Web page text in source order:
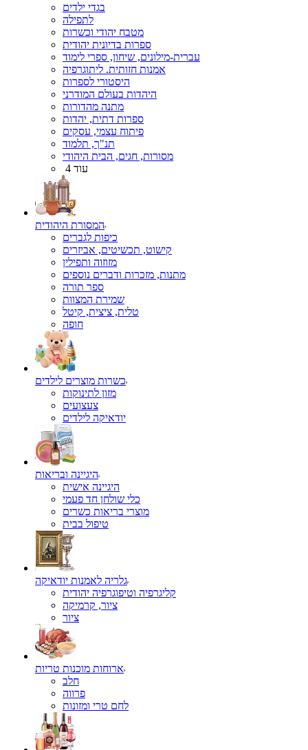
בגדי ילדים
לתפילה
מטבח יהודי וכשרות
ספרות בדיונית יהודית
עברית-מילונים, שיחון, ספרי לימוד
אמנות חזותית. ליתוגרפיה
היסטורי לספרות
היהדות בעולם המודרני
מתנה מהדורות
ספרות דתית, יהדות
פיתוח עצמי, עסקים
תנ"ך, תלמוד
מסורות, חגים, הבית היהודי
עוד 4
המסורת היהודית
כיפות לגברים
קישוט, תכשיטים, אביזרים
מזוזוה ותפילין
מתנות, מזכרות ודברים נוספים
ספר תורה
שמירת המצוות
טלית, ציצית, קיטל
כשרות מוצרים לילדים
מזון לתינוקות
צעצועים
יודאיקה לילדים
היגיינה ובריאות
היגיינה אישית
כלי שולחן חד פעמי
מוצרי בריאות כשרים
טיפול בבית
גלריה לאמנות יודאיקה
קליגרפיה וטיפוגרפיה יהודית
ציור, קרמיקה
ציור
ארוחות מוכנות טריות
חלב
פרווה
לחם טרי ומזונות